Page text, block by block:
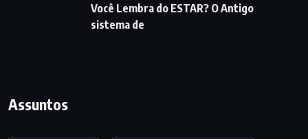
Você Lembra do ESTAR? O Antigo
sistema de
Assuntos